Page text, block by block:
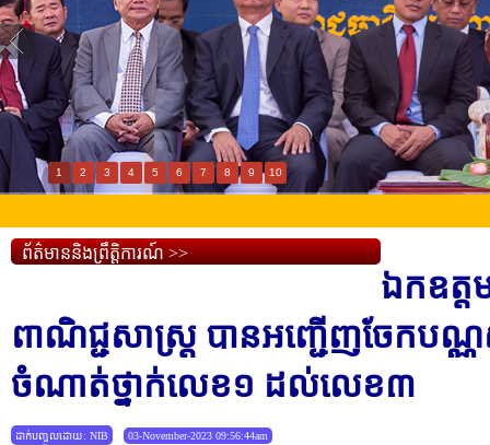
1 2 3 4 5 6 7 8 9 10
ព័ត៌មាននិងព្រឹត្តិការណ៍ >>
ឯកឧត្ត
ពាណិជ្ជសាស្រ្ត បានអញ្ជើញចែក​បណ្
ចំណាត់​ថ្នាក់​លេខ​១​ ដល់លេខ​៣
ដាក់បញ្ចូលដោយ: NIB 03-November-2023 09:56:44am